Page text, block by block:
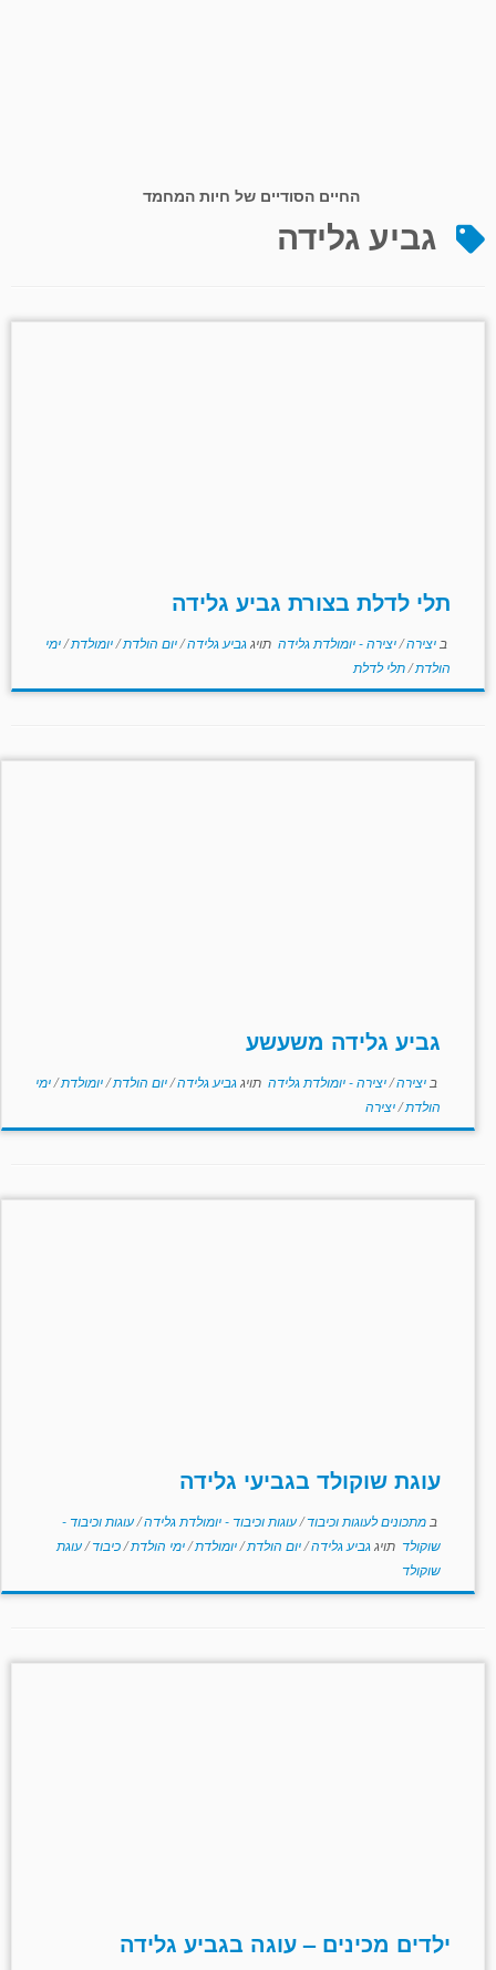
החיים הסודיים של חיות המחמד
גביע גלידה
תלי לדלת בצורת גביע גלידה
ב יצירה/יצירה - יומולדת גלידה תויגגביע גלידה/יום הולדת/יומולדת/ימי
הולדת/תלי לדלת
גביע גלידה משעשע
ב יצירה/יצירה - יומולדת גלידה תויגגביע גלידה/יום הולדת/יומולדת/ימי
הולדת/יצירה
עוגת שוקולד בגביעי גלידה
ב מתכונים לעוגות וכיבוד/עוגות וכיבוד - יומולדת גלידה/עוגות וכיבוד -
שוקולד תויגגביע גלידה/יום הולדת/יומולדת/ימי הולדת/כיבוד/עוגת
שוקולד
ילדים מכינים – עוגה בגביע גלידה